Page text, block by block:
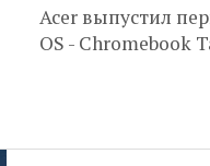
Acer выпустил
OS - Chromebook